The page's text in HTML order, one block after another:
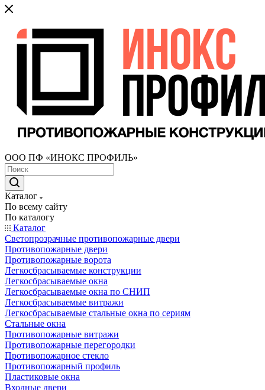
ООО ПФ «ИНОКС ПРОФИЛЬ»
Каталог
По всему сайту
По каталогу
Каталог
Светопрозрачные противопожарные двери
Противопожарные двери
Противопожарные ворота
Легкосбрасываемые конструкции
Легкосбрасываемые окна
Легкосбрасываемые окна по СНИП
Легкосбрасываемые витражи
Легкосбрасываемые стальные окна по сериям
Стальные окна
Противопожарные витражи
Противопожарные перегородки
Противопожарное стекло
Противопожарный профиль
Пластиковые окна
Входные двери